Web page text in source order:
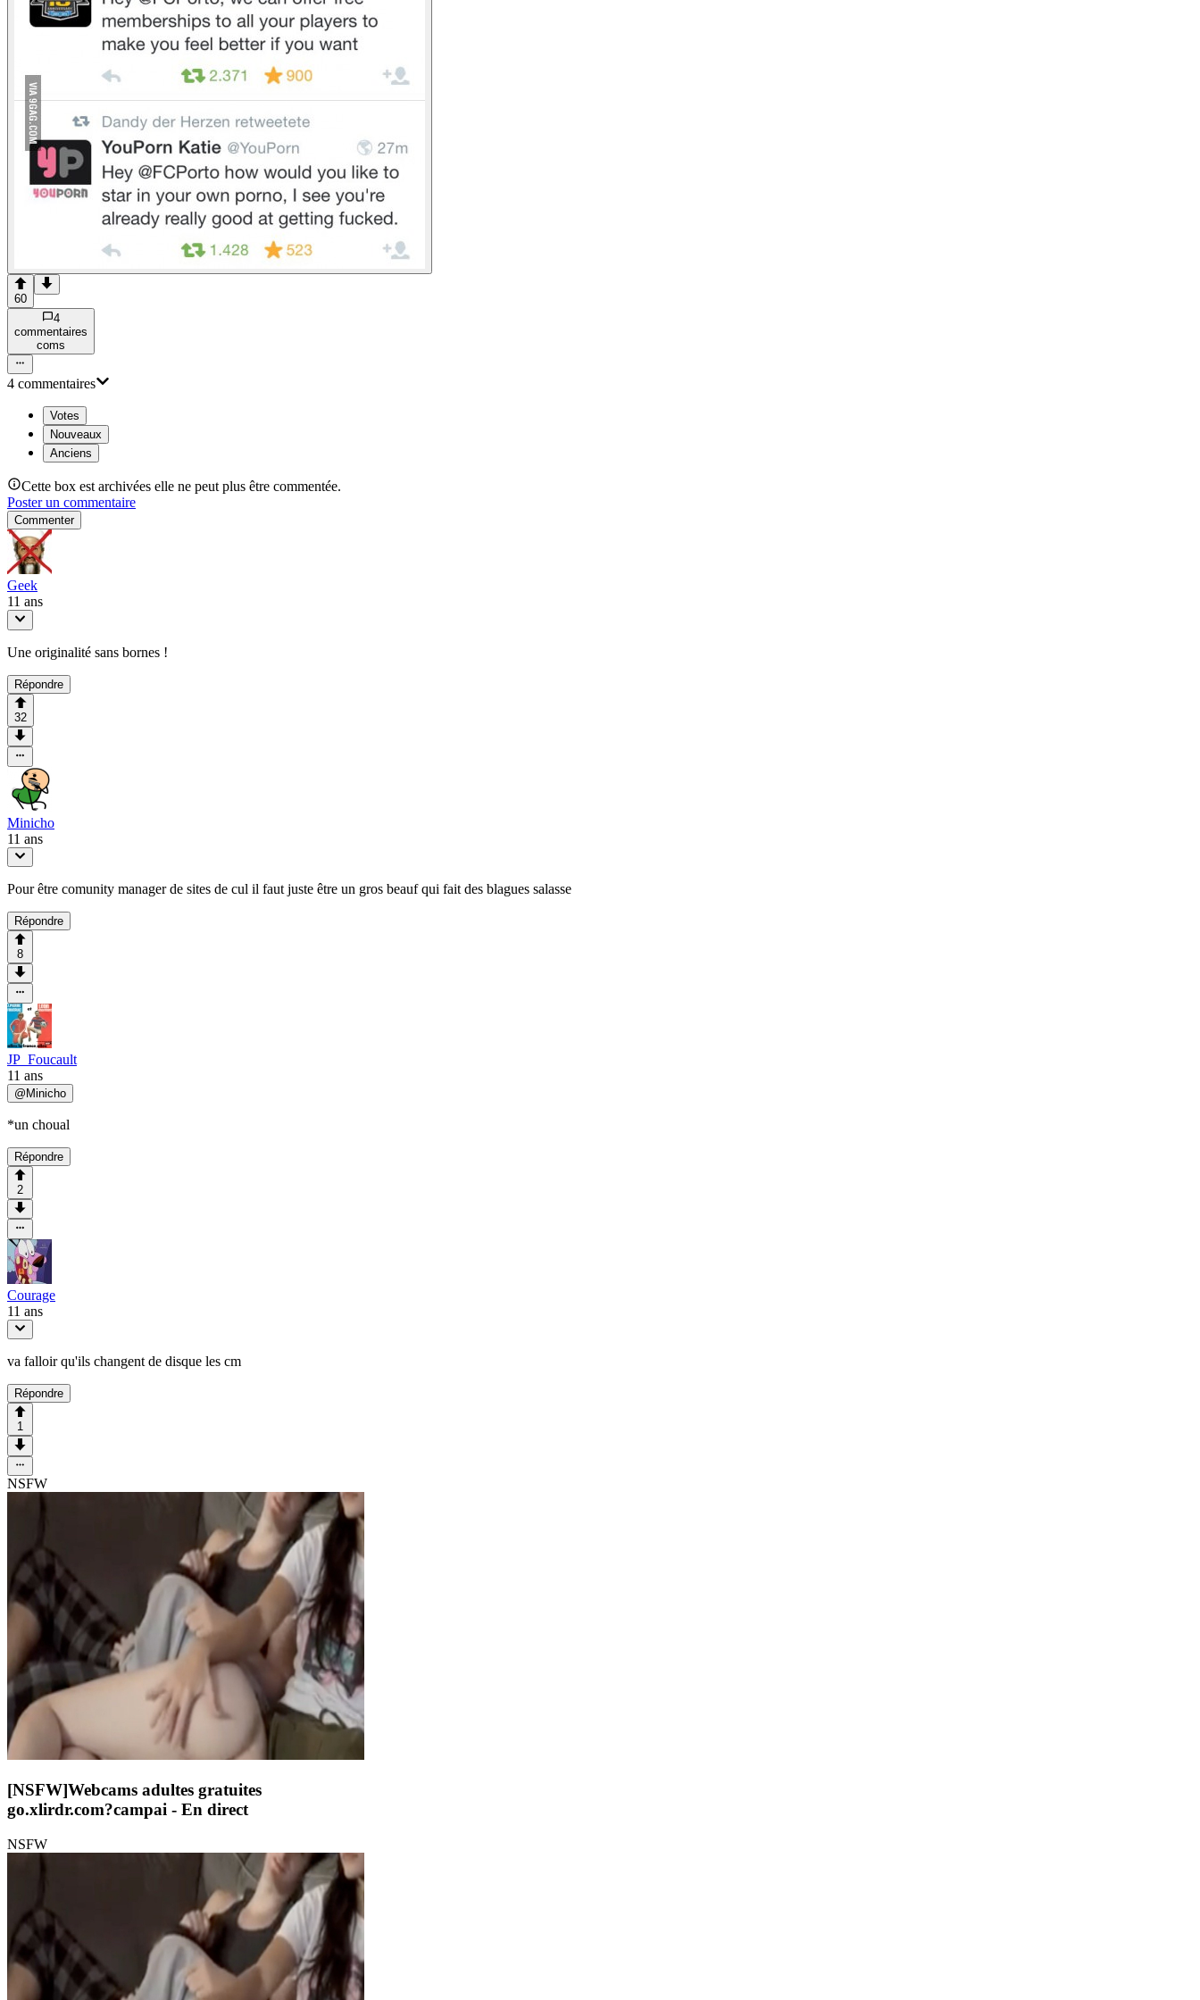
60
4
commentaires
coms
4 commentaires
Votes
Nouveaux
Anciens
Cette box est archivées elle ne peut plus être commentée.
Poster un commentaire
Commenter
Geek
11 ans
Une originalité sans bornes !
Répondre
32
Minicho
11 ans
Pour être comunity manager de sites de cul il faut juste être un gros beauf qui fait des blagues salasse
Répondre
8
JP_Foucault
11 ans
@ Minicho
*un choual
Répondre
2
Courage
11 ans
va falloir qu'ils changent de disque les cm
Répondre
1
NSFW
[NSFW]Webcams adultes gratuites
go.xlirdr.com?campai - En direct
NSFW